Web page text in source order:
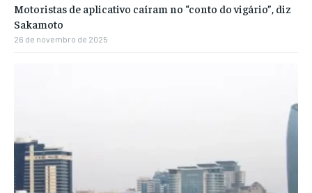
Motoristas de aplicativo caíram no “conto do vigário”, diz
Sakamoto
26 de novembro de 2025